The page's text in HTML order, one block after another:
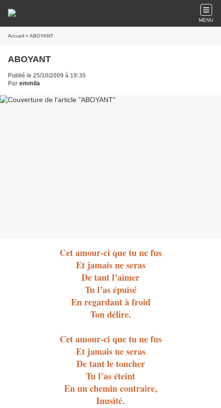
MENU
Accueil » ABOYANT
ABOYANT
Publié le 25/10/2009 à 19:35
Par emmila
Cet amour-ci que tu ne fus
Et jamais ne seras
De tant l’aimer
Tu l’as épuisé
En regardant à froid
Ton délire.
Cet amour-ci que tu ne fus
Et jamais ne seras
De tant le toucher
Tu l’as éteint
En un chemin contraire,
Inusité.